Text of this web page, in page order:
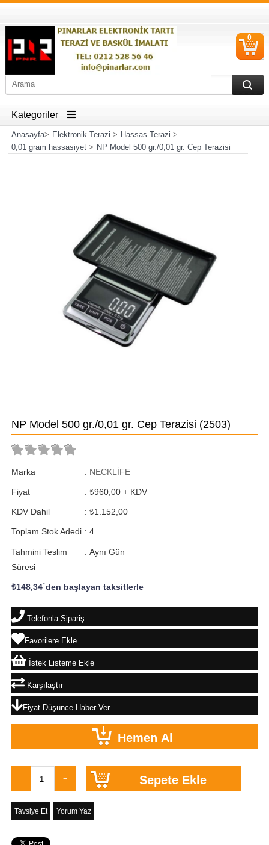
0
Kategoriler
Anasayfa> Elektronik Terazi > Hassas Terazi >
0,01 gram hassasiyet> NP Model 500 gr./0,01 gr. Cep Terazisi
NP Model 500 gr./0,01 gr. Cep Terazisi (2503)
Marka : NECKLİFE
Fiyat : ₺960,00+ KDV
KDV Dahil : ₺1.152,00
Toplam Stok Adedi : 4
Tahmini Teslim
Süresi
: Aynı Gün
₺148,34`den başlayan taksitlerle
Telefonla Sipariş
Favorilere Ekle
İstek Listeme Ekle
Karşılaştır
Fiyat Düşünce Haber Ver
Tavsiye Et Yorum Yaz